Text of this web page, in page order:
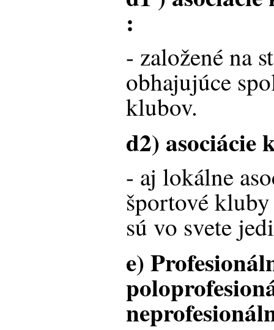
:
- založené na
obhajujúce
klubov.
d2) asociácie
- aj lokálne
športové
sú vo svete
e)